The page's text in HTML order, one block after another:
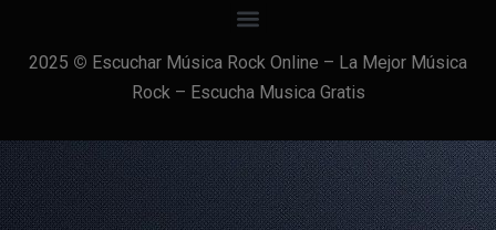
2025 © Escuchar Música Rock Online – La Mejor Música
Rock – Escucha Musica Gratis